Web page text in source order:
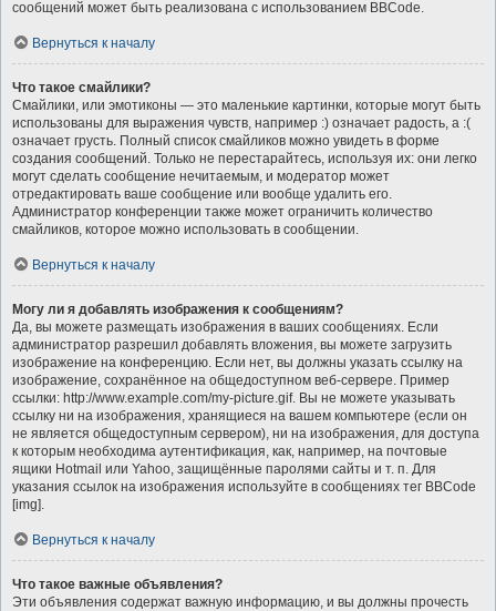
сообщений может быть реализована с использованием BBCode.
Вернуться к началу
Что такое смайлики?
Смайлики, или эмотиконы — это маленькие картинки, которые могут быть
использованы для выражения чувств, например :) означает радость, а :(
означает грусть. Полный список смайликов можно увидеть в форме
создания сообщений. Только не перестарайтесь, используя их: они легко
могут сделать сообщение нечитаемым, и модератор может
отредактировать ваше сообщение или вообще удалить его.
Администратор конференции также может ограничить количество
смайликов, которое можно использовать в сообщении.
Вернуться к началу
Могу ли я добавлять изображения к сообщениям?
Да, вы можете размещать изображения в ваших сообщениях. Если
администратор разрешил добавлять вложения, вы можете загрузить
изображение на конференцию. Если нет, вы должны указать ссылку на
изображение, сохранённое на общедоступном веб-сервере. Пример
ссылки: http://www.example.com/my-picture.gif. Вы не можете указывать
ссылку ни на изображения, хранящиеся на вашем компьютере (если он
не является общедоступным сервером), ни на изображения, для доступа
к которым необходима аутентификация, как, например, на почтовые
ящики Hotmail или Yahoo, защищённые паролями сайты и т. п. Для
указания ссылок на изображения используйте в сообщениях тег BBCode
[img].
Вернуться к началу
Что такое важные объявления?
Эти объявления содержат важную информацию, и вы должны прочесть